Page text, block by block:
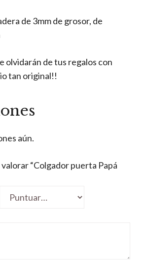
de 3mm de grosor, de
olvidarán de tus regalos con
tan original!!
aún.
“Colgador puerta Papá